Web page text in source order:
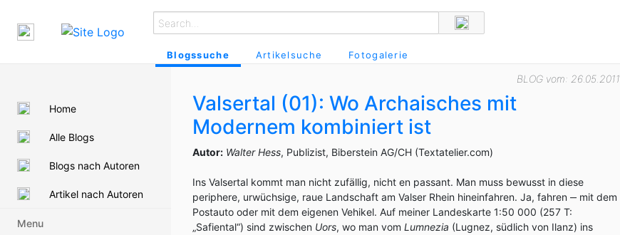
Blogssuche Artikelsuche Fotogalerie
Home
Alle Blogs
Blogs nach Autoren
Artikel nach Autoren
Menu
BLOG vom: 26.05.2011
Valsertal (01): Wo Archaisches mit
Modernem kombiniert ist
Autor: Walter Hess, Publizist, Biberstein AG/CH (Textatelier.com)
Ins Valsertal kommt man nicht zufällig, nicht en passant. Man muss bewusst in diese
periphere, urwüchsige, raue Landschaft am Valser Rhein hineinfahren. Ja, fahren ‒ mit dem
Postauto oder mit dem eigenen Vehikel. Auf meiner Landeskarte 1:50 000 (257 T:
„Safiental“) sind zwischen Uors, wo man vom Lumnezia (Lugnez, südlich von Ilanz) ins